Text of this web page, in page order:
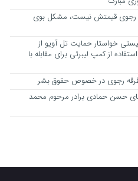
رجوی قیمتش نیست، مشکل بوی
خواستار حمایت تل آویو از
از کمپ لیبرتی برای مقابله با
رجوی در خصوص حقوق بشر
حسن حمادی برادر مرحوم محمد